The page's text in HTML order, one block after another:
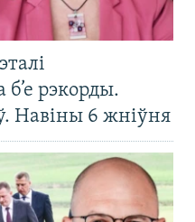
рэкорды.
Навіны 6 жніўня